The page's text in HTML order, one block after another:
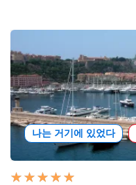
나는 거기에 있었다